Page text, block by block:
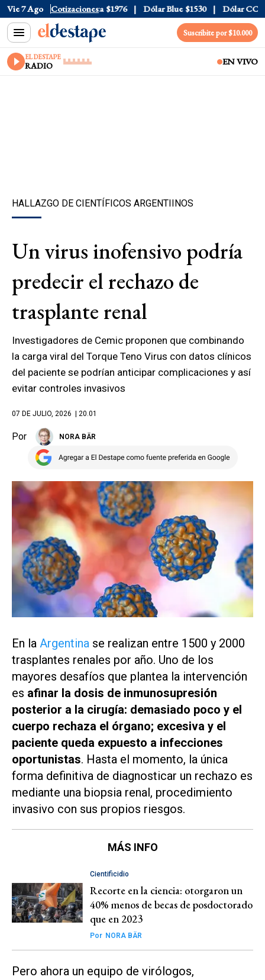
Vie 7 Ago Cotizaciones
$1520 Dólar Tarjeta $1976 Dólar Blue $1530 Dólar CCL
Suscribite por $10.000
EL DESTAPE
RADIO EN VIVO
HALLAZGO DE CIENTÍFICOS ARGENTIINOS
Un virus inofensivo podría
predecir el rechazo de
trasplante renal
Investigadores de Cemic proponen que combinando
la carga viral del Torque Teno Virus con datos clínicos
del paciente se podrían anticipar complicaciones y así
evitar controles invasivos
07 DE JULIO, 2026 | 20.01
Por NORA BÄR
En la Argentina se realizan entre 1500 y 2000
trasplantes renales por año. Uno de los
mayores desafíos que plantea la intervención
es afinar la dosis de inmunosupresión
posterior a la cirugía: demasiado poco y el
cuerpo rechaza el órgano; excesiva y el
paciente queda expuesto a infecciones
oportunistas. Hasta el momento, la única
forma definitiva de diagnosticar un rechazo es
mediante una biopsia renal, procedimiento
invasivo con sus propios riesgos.
MÁS INFO
Cientificidio
Recorte en la ciencia: otorgaron un
40% menos de becas de posdoctorado
que en 2023
Por NORA BÄR
Pero ahora un equipo de virólogos,